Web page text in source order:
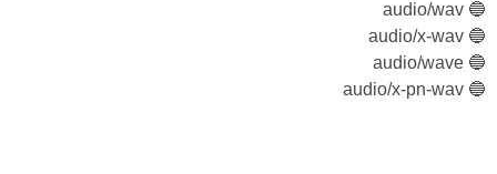
🔵 audio/wav
🔵 audio/x-wav
🔵 audio/wave
🔵 audio/x-pn-wav